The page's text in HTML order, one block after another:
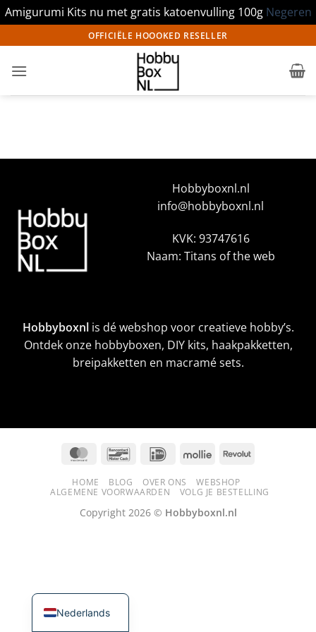
Amigurumi Kits nu met gratis katoenvulling 100g Negeren
naar
inhoud
OFFICIËLE HOOOKED RESELLER
Hobbyboxnl.nl
info@hobbyboxnl.nl
KVK: 93747616
Naam: Titans of the web
Hobbyboxnlis dé webshop voor creatieve hobby’s.
Ontdek onze hobbyboxen, DIY kits, haakpakketten,
breipakketten en macramé sets.
MasterCardBancontactIDeal Mollie Revolut
HOME BLOG OVER ONS
WEBSHOP
ALGEMENE VOORWAARDEN
VOLG JE BESTELLING
Copyright 2026 © Hobbyboxnl.nl
Nederlands